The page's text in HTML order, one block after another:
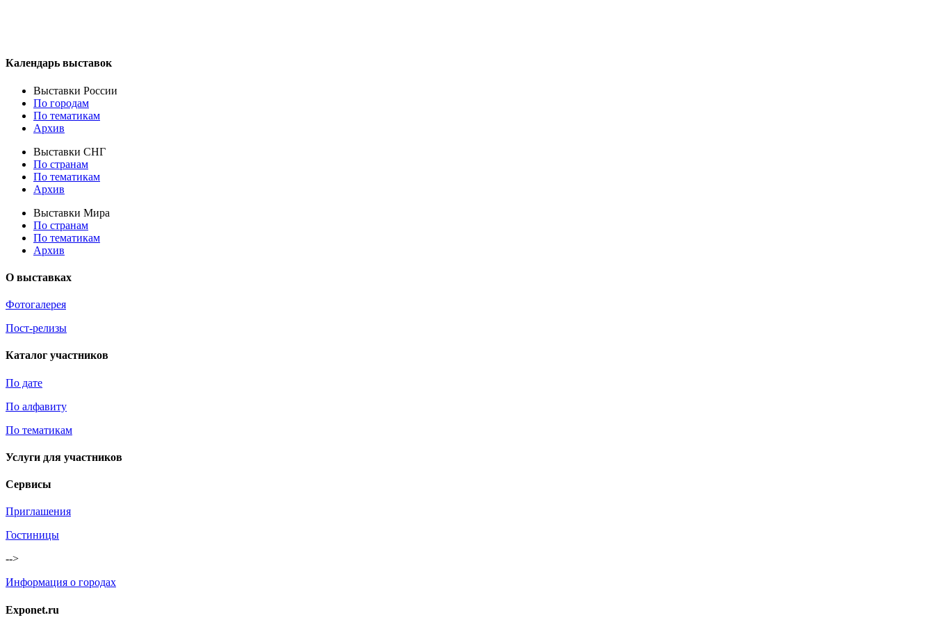
Календарь выставок
Выставки России
По городам
По тематикам
Архив
Выставки СНГ
По странам
По тематикам
Архив
Выставки Мира
По странам
По тематикам
Архив
О выставках
Фотогалерея
Пост-релизы
Каталог участников
По дате
По алфавиту
По тематикам
Услуги для участников
Сервисы
Приглашения
Гостиницы
-->
Информация о городах
Exponet.ru